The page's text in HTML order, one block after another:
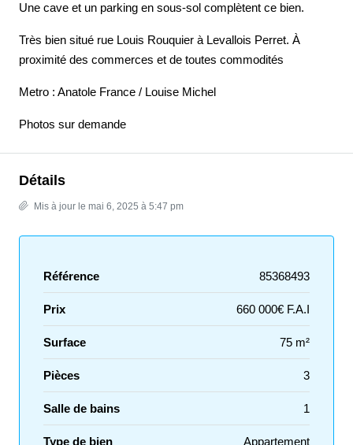
Une cave et un parking en sous-sol complètent ce bien.
Très bien situé rue Louis Rouquier à Levallois Perret. À
proximité des commerces et de toutes commodités
Metro : Anatole France / Louise Michel
Photos sur demande
Détails
Mis à jour le mai 6, 2025 à 5:47 pm
Référence 85368493
Prix 660 000€ F.A.I
Surface 75 m²
Pièces 3
Salle de bains 1
Type de bien Appartement